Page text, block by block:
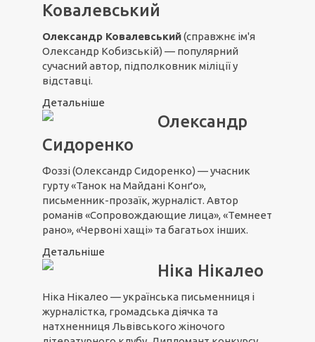
Ковалевський
Олександр Ковалевський(справжнє ім'я
Олександр Кобизській) — популярний
сучасний автор, підполковник міліції у
відставці.
Детальніше
Олександр
Сидоренко
Фоззі (Олександр Сидоренко) — учасник
гурту «Танок на Майдані Конґо»,
письменник-прозаїк, журналіст. Автор
романів «Сопровождающие лица», «Темнеет
рано», «Червоні хащі» та багатьох інших.
Детальніше
Ніка Нікалео
Ніка Нікалео — українська письменниця і
журналістка, громадська діячка та
натхненниця Львівського жіночого